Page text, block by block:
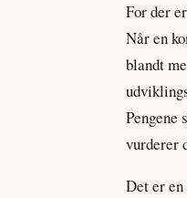
For der
Når en
blandt
Pengene
vurderer
Det er